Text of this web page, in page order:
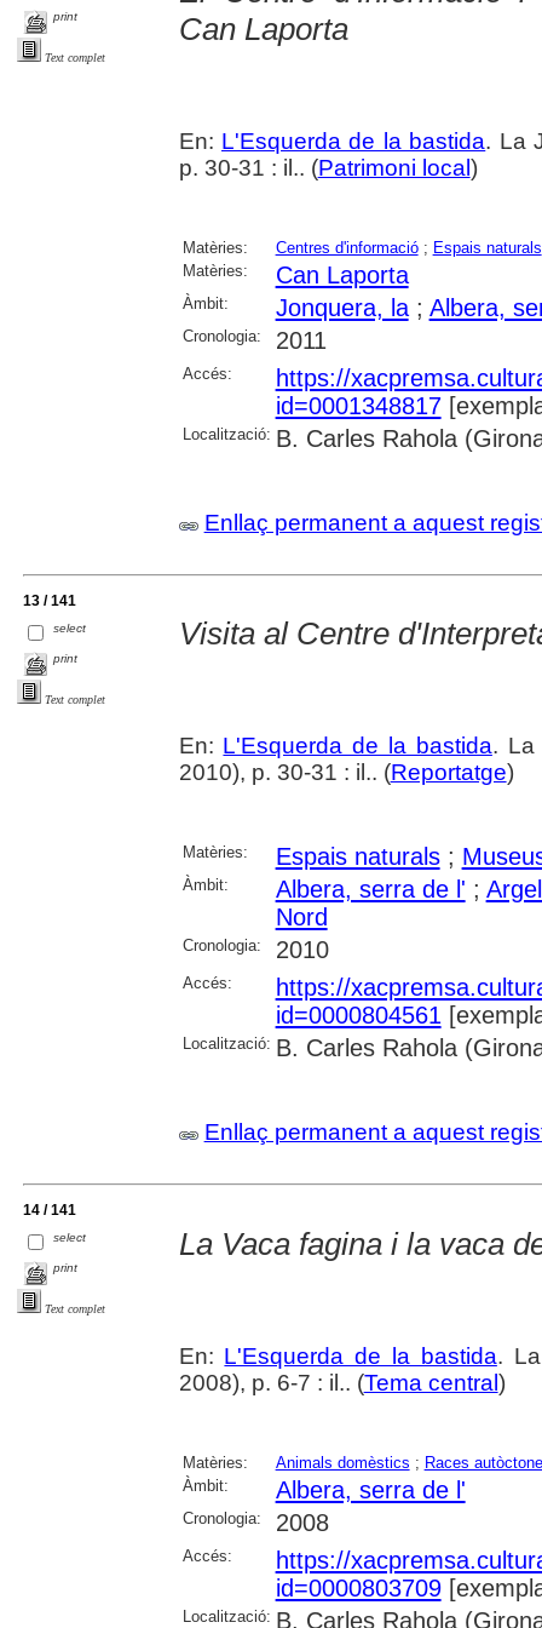
print
Text complet
Can Laporta
En: L'Esquerda de la bastida. La
p. 30-31 : il.. (Patrimoni local)
Matèries: Centres d'informació; Espais naturals
Matèries:
Can Laporta
Àmbit: Jonquera, la; Albera,
Cronologia: 2011
Accés:
https://
id=0001348817
Localització: B. Carles Rahola
Enllaç permanent a aquest
13 / 141
select
print
Text complet
Visita al Centre
En: L'Esquerda de la bastida. La
2010), p. 30-31 : il.. (Reportatge)
Matèries: Espais naturals;
Àmbit: Albera, serra de l' ;
Nord
Cronologia: 2010
Accés:
https://
id=0000804561
Localització: B. Carles Rahola
Enllaç permanent a aquest
14 / 141
select
print
Text complet
La Vaca fagina i la vaca
En: L'Esquerda de la bastida.
2008), p. 6-7 : il.. (Tema central)
Matèries: Animals domèstics ; Races
Àmbit:
Albera, serra de l'
Cronologia: 2008
Accés:
https://
id=0000803709
Localització: B. Carles Rahola